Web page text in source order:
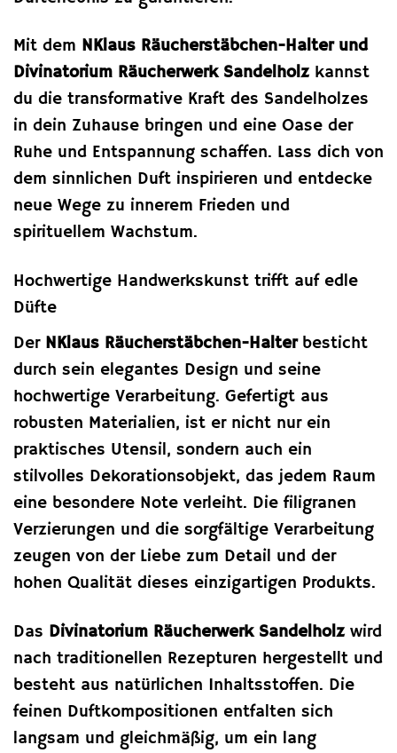
Mit dem NKlaus Räucherstäbchen-Halter und
Divinatorium Räucherwerk Sandelholz kannst
du die transformative Kraft des Sandelholzes
in dein Zuhause bringen und eine Oase der
Ruhe und Entspannung schaffen. Lass dich von
dem sinnlichen Duft inspirieren und entdecke
neue Wege zu innerem Frieden und
spirituellem Wachstum.
Hochwertige Handwerkskunst trifft auf edle
Düfte
Der NKlaus Räucherstäbchen-Halterbesticht
durch sein elegantes Design und seine
hochwertige Verarbeitung. Gefertigt aus
robusten Materialien, ist er nicht nur ein
praktisches Utensil, sondern auch ein
stilvolles Dekorationsobjekt, das jedem Raum
eine besondere Note verleiht. Die filigranen
Verzierungen und die sorgfältige Verarbeitung
zeugen von der Liebe zum Detail und der
hohen Qualität dieses einzigartigen Produkts.
Das Divinatorium Räucherwerk Sandelholz wird
nach traditionellen Rezepturen hergestellt und
besteht aus natürlichen Inhaltsstoffen. Die
feinen Duftkompositionen entfalten sich
langsam und gleichmäßig, um ein lang